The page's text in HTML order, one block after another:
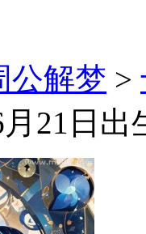
公解梦 >
21日